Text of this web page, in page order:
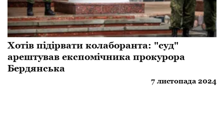
Хотів підірвати колаборанта: "суд"
арештував експомічника прокурора
Бердянська
7 листопада 2024